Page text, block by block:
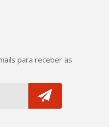
para receber as